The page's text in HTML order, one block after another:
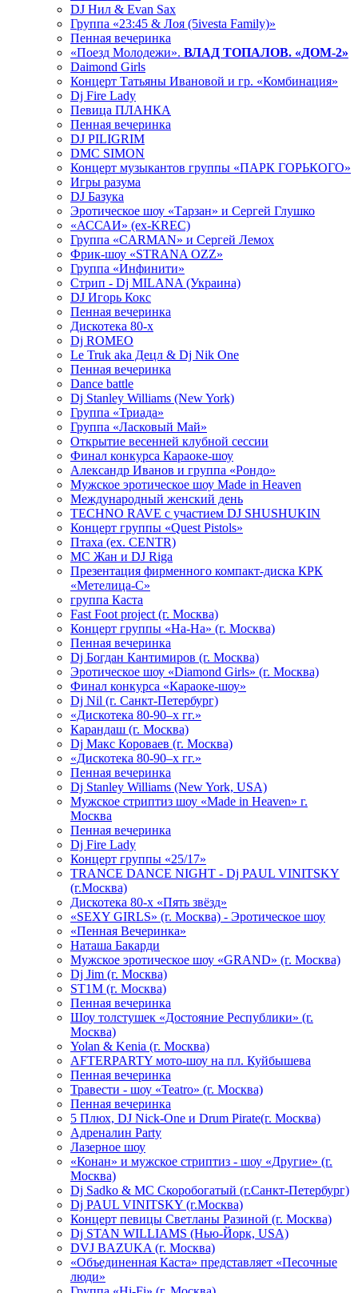
DJ Нил & Evan Sax
Группа «23:45 & Лоя (5ivesta Family)»
Пенная вечеринка
«Поезд Молодежи». ВЛАД ТОПАЛОВ. «ДОМ-2»
Daimond Girls
Концерт Татьяны Ивановой и гр. «Комбинация»
Dj Fire Lady
Певица ПЛАНКА
Пенная вечеринка
DJ PILIGRIM
DMC SIMON
Концерт музыкантов группы «ПАРК ГОРЬКОГО»
Игры разума
DJ Базука
Эротическое шоу «Тарзан» и Сергей Глушко
«АССАИ» (ex-KREC)
Группа «CARMAN» и Сергей Лемох
Фрик-шоу «STRANA OZZ»
Группа «Инфинити»
Стрип - Dj MILANA (Украина)
DJ Игорь Кокс
Пенная вечеринка
Дискотека 80-х
Dj ROMEO
Le Truk aka Децл & Dj Nik One
Пенная вечеринка
Dance battle
Dj Stanley Williams (New York)
Группа «Триада»
Группа «Ласковый Май»
Открытие весенней клубной сессии
Финал конкурса Караоке-шоу
Александр Иванов и группа «Рондо»
Мужское эротическое шоу Made in Heaven
Международный женский день
TECHNO RAVE с участием DJ SHUSHUKIN
Концерт группы «Quest Pistols»
Птаха (ex. CENTR)
МС Жан и DJ Riga
Презентация фирменного компакт-диска КРК
«Метелица-С»
группа Каста
Fast Foot project (г. Москва)
Концерт группы «На-На» (г. Москва)
Пенная вечеринка
Dj Богдан Кантимиров (г. Москва)
Эротическое шоу «Diamond Girls» (г. Москва)
Финал конкурса «Караоке-шоу»
Dj Nil (г. Санкт-Петербург)
«Дискотека 80-90–х гг.»
Карандаш (г. Москва)
Dj Макс Короваев (г. Москва)
«Дискотека 80-90–х гг.»
Пенная вечеринка
Dj Stanley Williams (New York, USA)
Мужское стриптиз шоу «Made in Heaven» г.
Москва
Пенная вечеринка
Dj Fire Lady
Концерт группы «25/17»
TRANCE DANCE NIGHT - Dj PAUL VINITSKY
(г.Москва)
Дискотека 80-х «Пять звёзд»
«SEXY GIRLS» (г. Москва) - Эротическое шоу
«Пенная Вечеринка»
Hаташа Бакарди
Мужское эротическое шоу «GRAND» (г. Москва)
Dj Jim (г. Москва)
ST1M (г. Москва)
Пенная вечеринка
Шоу толстушек «Достояние Республики» (г.
Москва)
Yolan & Kenia (г. Москва)
AFTERPARTY мото-шоу на пл. Куйбышева
Пенная вечеринка
Травести - шоу «Teatro» (г. Москва)
Пенная вечеринка
5 Плюх, DJ Nick-One и Drum Pirate(г. Москва)
Адреналин Party
Лазерное шоу
«Конан» и мужское стриптиз - шоу «Другие» (г.
Москва)
Dj Sadko & МС Скоробогатый (г.Санкт-Петербург)
Dj PAUL VINITSKY (г.Москва)
Концерт певицы Светланы Разиной (г. Москва)
Dj STAN WILLIAMS (Нью-Йорк, USA)
DVJ BAZUKA (г. Москва)
«Объединенная Каста» представляет «Песочные
люди»